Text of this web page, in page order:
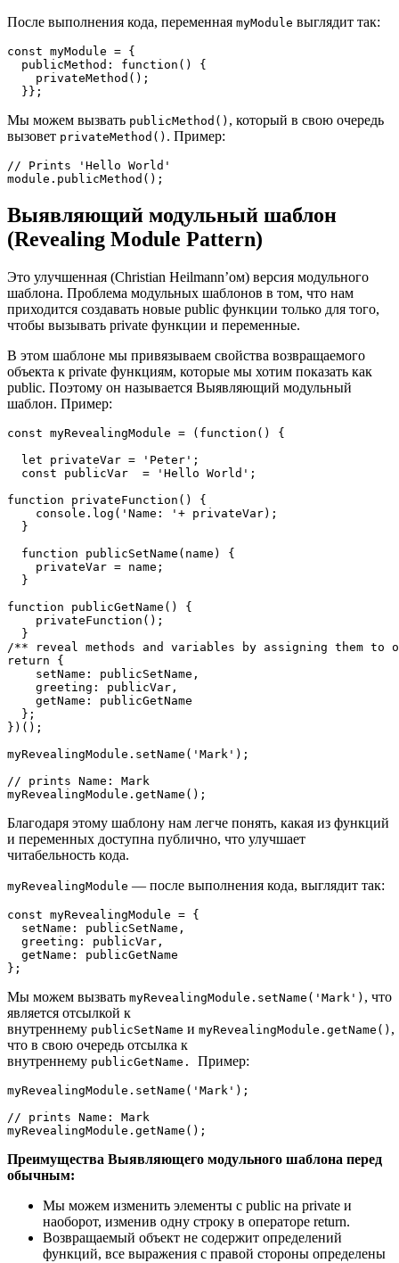
После выполнения кода, переменная myModule выглядит так:
const myModule = {
  publicMethod: function() {
    privateMethod();
  }};
Мы можем вызвать publicMethod() , который в свою очередь
вызовет privateMethod() . Пример:
// Prints 'Hello World'
module.publicMethod();
Выявляющий модульный шаблон
(Revealing Module Pattern)
Это улучшенная (Christian Heilmann’ом) версия модульного
шаблона. Проблема модульных шаблонов в том, что нам
приходится создавать новые public функции только для того,
чтобы вызывать private функции и переменные.
В этом шаблоне мы привязываем свойства возвращаемого
объекта к private функциям, которые мы хотим показать как
public. Поэтому он называется Выявляющий модульный
шаблон. Пример:
const myRevealingModule = (function() {
  let privateVar = 'Peter';
  const publicVar  = 'Hello World';
function privateFunction() {
    console.log('Name: '+ privateVar);
  }
  function publicSetName(name) {
    privateVar = name;
  }
function publicGetName() {
    privateFunction();
  }
/** reveal methods and variables by assigning them
return {
    setName: publicSetName,
    greeting: publicVar,
    getName: publicGetName
  };
})();
myRevealingModule.setName('Mark');
// prints Name: Mark
myRevealingModule.getName();
Благодаря этому шаблону нам легче понять, какая из функций
и переменных доступна публично, что улучшает
читабельность кода.
myRevealingModule ― после выполнения кода, выглядит так:
const myRevealingModule = {
  setName: publicSetName,
  greeting: publicVar,
  getName: publicGetName
};
Мы можем вызвать myRevealingModule.setName('Mark') , что
является отсылкой к
внутреннему publicSetName и myRevealingModule.getName() ,
что в свою очередь отсылка к
внутреннему publicGetName. Пример:
myRevealingModule.setName('Mark');
// prints Name: Mark
myRevealingModule.getName();
Преимущества Выявляющего модульного шаблона перед
обычным:
Мы можем изменить элементы с public на private и
наоборот, изменив одну строку в операторе return.
Возвращаемый объект не содержит определений
функций, все выражения с правой стороны определены